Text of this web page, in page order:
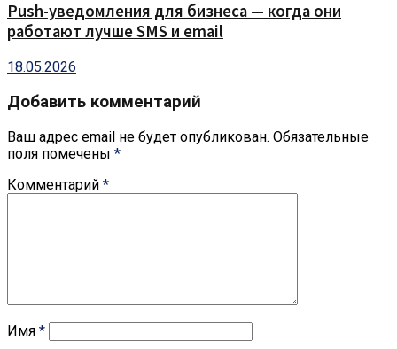
Push-уведомления для бизнеса — когда они
работают лучше SMS и email
18.05.2026
Добавить комментарий
Ваш адрес email не будет опубликован. Обязательные
поля помечены *
Комментарий *
Имя *